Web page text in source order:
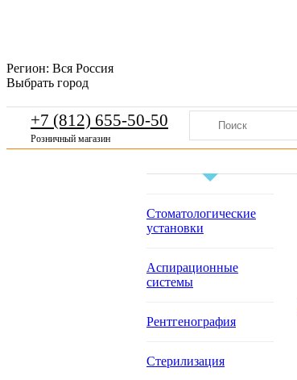
Регион: Вся Россия
Выбрать город
+7 (812) 655-50-50
Розничный магазин
Стоматологические
установки
Аспирационные
системы
Рентгенография
Стерилизация